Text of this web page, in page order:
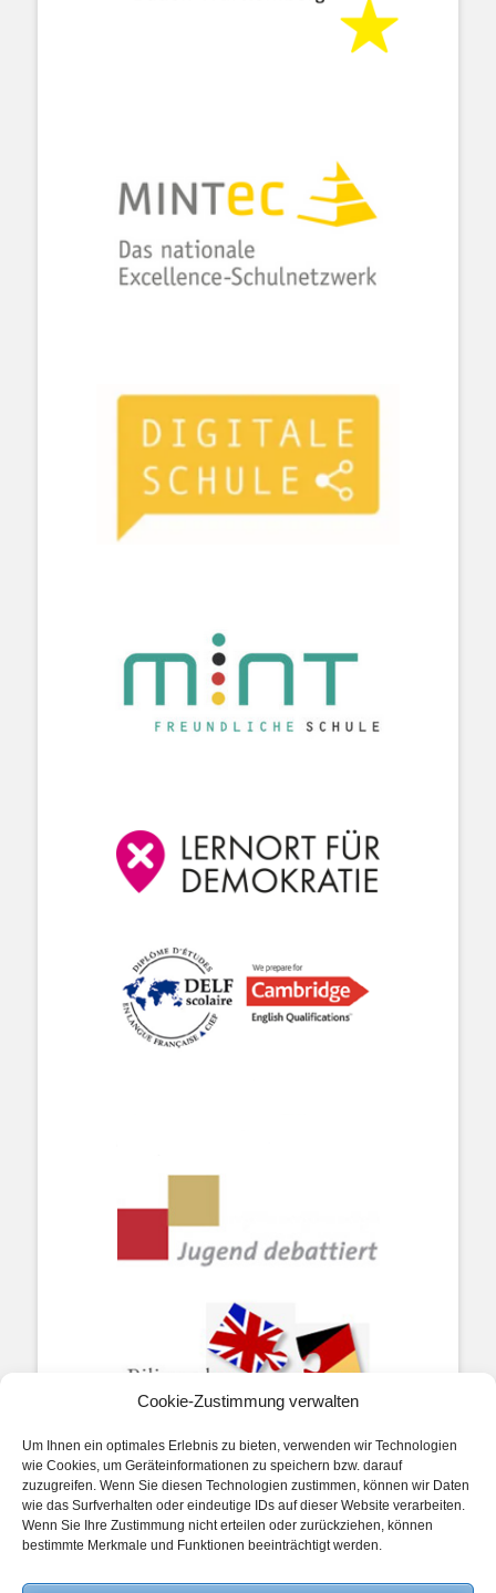
Cookie-Zustimmung verwalten
Um Ihnen ein optimales Erlebnis zu bieten, verwenden wir Technologien
wie Cookies, um Geräteinformationen zu speichern bzw. darauf
zuzugreifen. Wenn Sie diesen Technologien zustimmen, können wir Daten
wie das Surfverhalten oder eindeutige IDs auf dieser Website verarbeiten.
Wenn Sie Ihre Zustimmung nicht erteilen oder zurückziehen, können
bestimmte Merkmale und Funktionen beeinträchtigt werden.
Impressum